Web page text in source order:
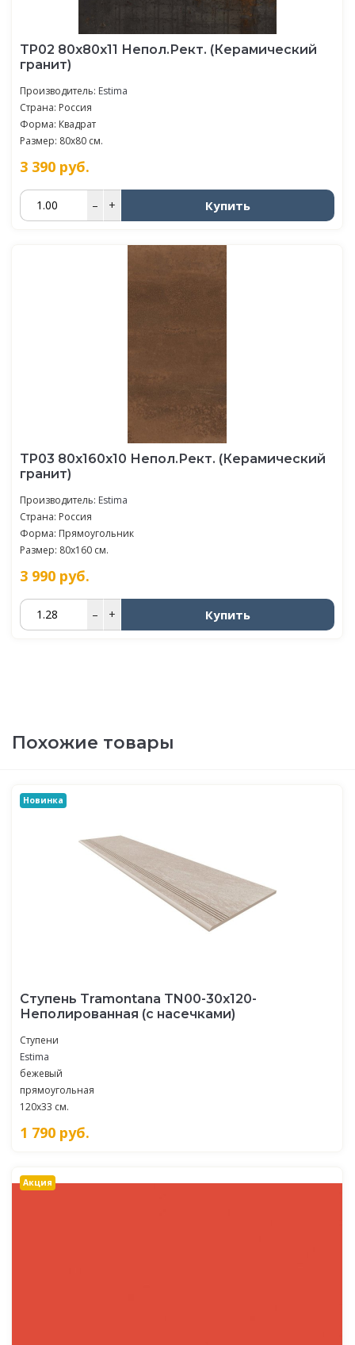
TP02 80x80x11 Непол.Рект. (Керамический
гранит)
Производитель: Estima
Страна: Россия
Форма: Квадрат
Размер: 80x80 см.
3 390 руб.
– + Купить
TP03 80x160x10 Непол.Рект. (Керамический
гранит)
Производитель: Estima
Страна: Россия
Форма: Прямоугольник
Размер: 80x160 см.
3 990 руб.
– + Купить
Похожие товары
Новинка
Ступень Tramontana TN00-30x120-
Неполированная (с насечками)
Ступени
Estima
бежевый
прямоугольная
120x33 см.
1 790 руб.
Акция